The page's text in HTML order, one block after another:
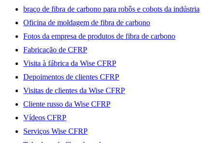
braço de fibra de carbono para robôs e cobots da indústria
Oficina de moldagem de fibra de carbono
Fotos da empresa de produtos de fibra de carbono
Fabricação de CFRP
Visita à fábrica da Wise CFRP
Depoimentos de clientes CFRP
Visitas de clientes da Wise CFRP
Cliente russo da Wise CFRP
Vídeos CFRP
Serviços Wise CFRP